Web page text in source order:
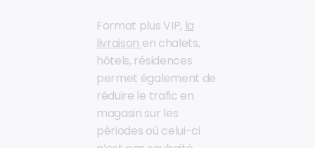
Format plus VIP, la
livraison en chalets,
hôtels, résidences
permet également de
réduire le trafic en
magasin sur les
périodes où celui-ci